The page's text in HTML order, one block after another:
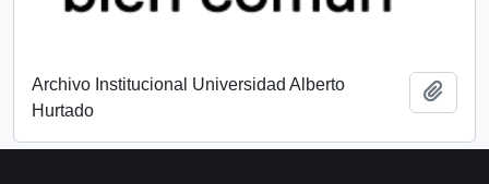
Archivo Institucional Universidad Alberto
Hurtado